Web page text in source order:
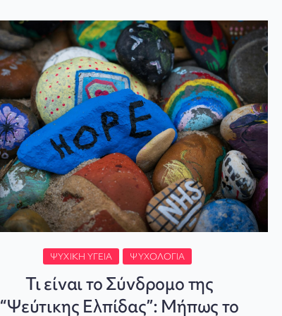
ΨΥΧΙΚΉ ΥΓΕΊΑ ΨΥΧΟΛΟΓΊΑ
Τι είναι το Σύνδρομο της
“Ψεύτικης Ελπίδας”: Μήπως το